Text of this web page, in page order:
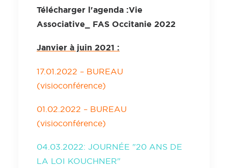
Télécharger l'agenda :Vie
Associative_ FAS Occitanie 2022
Janvier à juin 2021 :
17.01.2022 – BUREAU
(visioconférence)
01.02.2022 – BUREAU
(visioconférence)
04.03.2022: JOURNÉE "20 ANS DE
LA LOI KOUCHNER"